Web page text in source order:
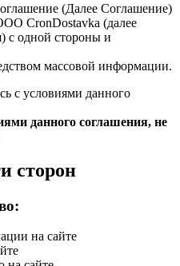
(Далее Соглашение)
CronDostavka (далее
с одной стороны и
массовой информации.
с условиями данного
данного соглашения, не
сторон
на сайте